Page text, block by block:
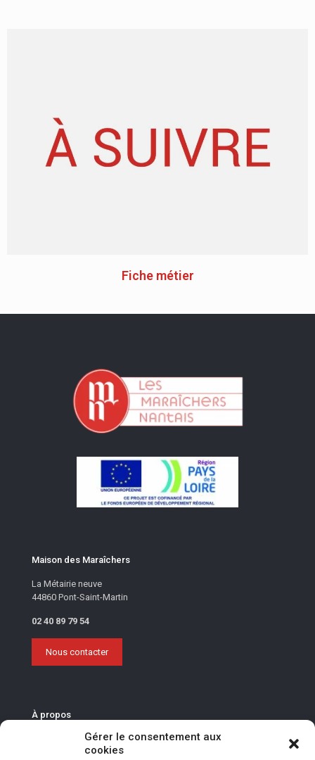
Gérer le consentement aux
cookies
Fiche métier
Maison des Maraîchers
La Métairie neuve
44860 Pont-Saint-Martin
02 40 89 79 54
Nous contacter
À propos
La Fédération des Maraîchers Nantais